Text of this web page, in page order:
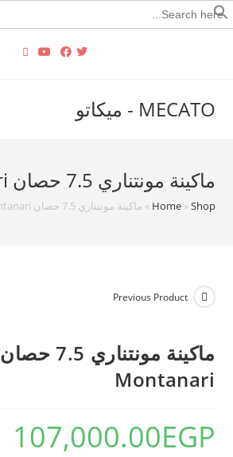
Search
for:
MECATO - ميكاتو
ماكينة مونتناري 7.5 حصان Montanari
Home»Shop
» ماكينة مونتناري 7.5 حصان Montanari
Previous Product
ماكينة مونتناري 7.5 حصان
Montanari
107,000.00EGP